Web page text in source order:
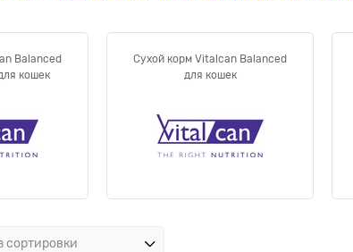
Balanced
кошек
Сухой корм Vitalcan Balanced
для кошек